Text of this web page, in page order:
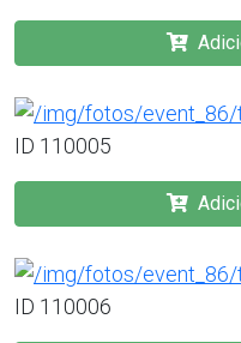
ID 110005
ID 110006